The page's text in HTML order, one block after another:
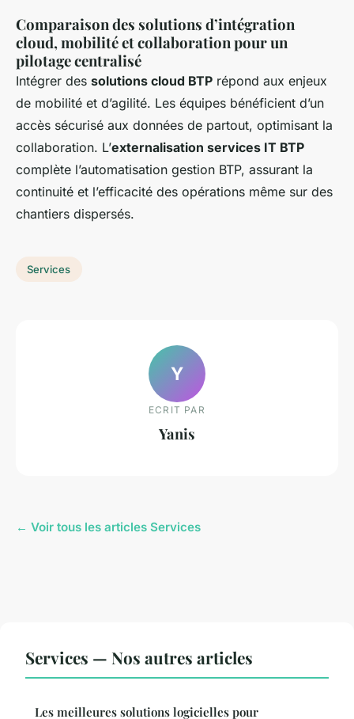
Comparaison des solutions d’intégration
cloud, mobilité et collaboration pour un
pilotage centralisé
Intégrer des solutions cloud BTP répond aux enjeux
de mobilité et d’agilité. Les équipes bénéficient d’un
accès sécurisé aux données de partout, optimisant la
collaboration. L’externalisation services IT BTP
complète l’automatisation gestion BTP, assurant la
continuité et l’efficacité des opérations même sur des
chantiers dispersés.
Services
Y
ECRIT PAR
Yanis
← Voir tous les articles Services
Services — Nos autres articles
Les meilleures solutions logicielles pour